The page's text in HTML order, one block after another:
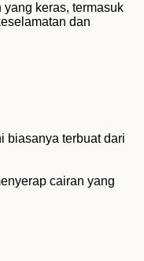
keras, termasuk
dan
biasanya terbuat dari
cairan yang